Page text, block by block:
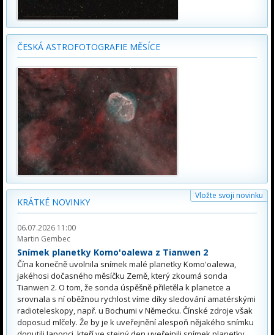
ČESKÁ ASTROFOTOGRAFIE MĚSÍCE
Vložte svoji novinku
KRÁTKÉ NOVINKY
06.07.2026 11:00
Martin Gembec
Snímek planetky Komo'oalewa z Tianwen 2
Čína konečně uvolnila snímek malé planetky Komo'oalewa,
jakéhosi dočasného měsíčku Země, který zkoumá sonda
Tianwen 2. O tom, že sonda úspěšně přiletěla k planetce a
srovnala s ní oběžnou rychlost víme díky sledování amatérskými
radioteleskopy, např. u Bochumi v Německu. Čínské zdroje však
doposud mlčely. Že by je k uveřejnění alespoň nějakého snímku